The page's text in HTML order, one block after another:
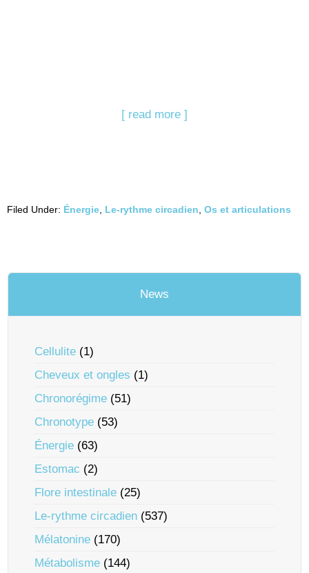
[ read more ]
Filed Under: Énergie Le-rythme circadien Os et articulations
News
Cellulite (1)
Cheveux et ongles (1)
Chronorégime (51)
Chronotype (53)
Énergie (63)
Estomac (2)
Flore intestinale (25)
Le-rythme circadien (537)
Mélatonine (170)
Métabolisme (144)